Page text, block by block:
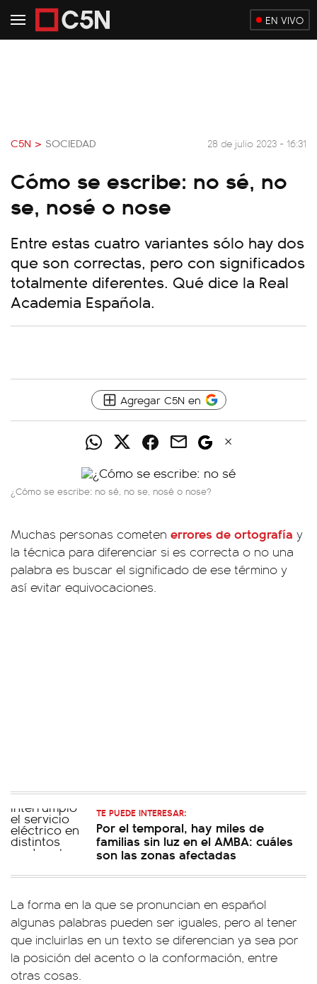
EN VIVO
C5N > SOCIEDAD 28 de julio 2023 - 16:31
Cómo se escribe: no sé, no
se, nosé o nose
Entre estas cuatro variantes sólo hay dos
que son correctas, pero con significados
totalmente diferentes. Qué dice la Real
Academia Española.
Agregar C5N en
¿Cómo se escribe: no sé, no se, nosé o nose?
Muchas personas cometen errores de ortografía y
la técnica para diferenciar si es correcta o no una
palabra es buscar el significado de ese término y
así evitar equivocaciones.
TE PUEDE INTERESAR:
Por el temporal, hay miles de
familias sin luz en el AMBA: cuáles
son las zonas afectadas
La forma en la que se pronuncian en español
algunas palabras pueden ser iguales, pero al tener
que incluirlas en un texto se diferencian ya sea por
la posición del acento o la conformación, entre
otras cosas.